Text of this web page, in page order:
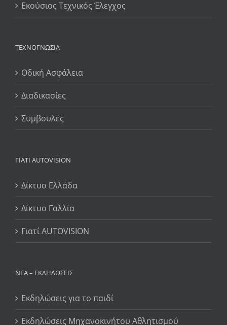
Εκούσιος Τεχνικός Έλεγχος
ΤΕΧΝΟΓΝΩΣΊΑ
Οδική Ασφάλεια
Διαδικασίες
Συμβουλές
ΓΙΆΤΙ AUTOVISION
Δίκτυο Ελλάδα
Δίκτυο Γαλλία
Γιατί AUTOVISION
ΝΈΑ – ΕΚΔΗΛΏΣΕΙΣ
Εκδηλώσεις για το παιδί
Εκδηλώσεις Μηχανοκινήτου Αθλητισμού